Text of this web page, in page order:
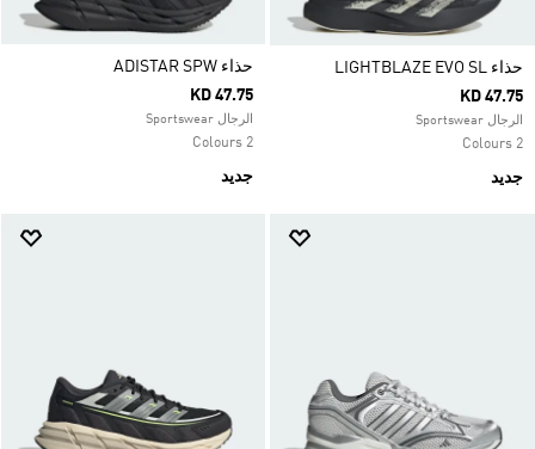
حذاء LIGHTBLAZE EVO SL
KD 47.75
الرجال Sportswear
2 Colours
جديد
حذاء ADISTAR SPW
KD 47.75
الرجال Sportswear
2 Colours
جديد